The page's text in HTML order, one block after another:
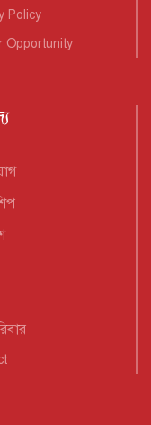
Policy
Opportunity